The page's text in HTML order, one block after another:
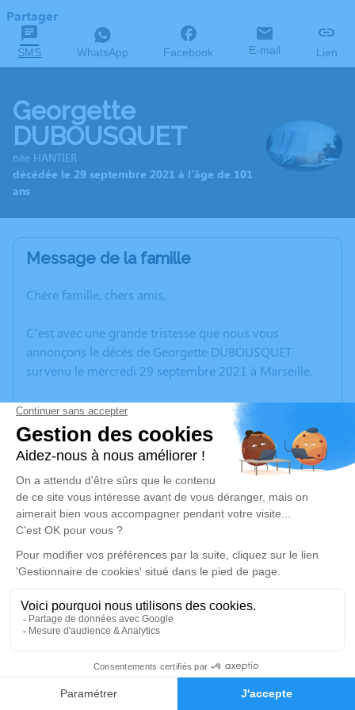
Faire-part Hommages
Partager
SMS WhatsApp Facebook E-mail Lien
Georgette
DUBOUSQUET
née HANTIER
décédée le 29 septembre 2021 à l'âge de 101
ans
Message de la famille
Chère famille, chers amis,
C’est avec une grande tristesse que nous vous
annonçons le décès de Georgette DUBOUSQUET
survenu le mercredi 29 septembre 2021 à Marseille.
Nous vous invitons à utiliser cet espace pour laisser
vos condoléances, partager des photos souvenirs, une
anecdote ou exprimer vos pensées à travers des
poèmes ou des textes. Cet endroit est un lieu
d'expression dédié à honorer la mémoire de Georgette
DUBOUSQUET.
Un service de plantation d’arbre hommage est
disponible ici .
Je rends hommage
mercredi 06 octobre 2021 à 15h00
Église Sainte - Marie de Gardanne